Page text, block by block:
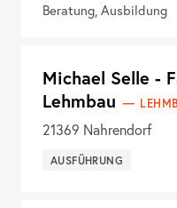
Beratung, Ausbildung
Michael Selle -
Lehmbau
21369 Nahrendorf
AUSFÜHRUNG